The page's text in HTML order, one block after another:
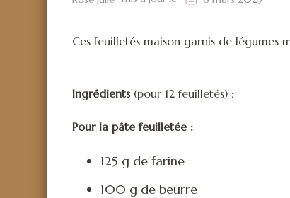
Ces feuilletés maison garnis de légumes
Ingrédients(pour 12 feuilletés) :
Pour la pâte feuilletée :
125 g de farine
100 g de beurre